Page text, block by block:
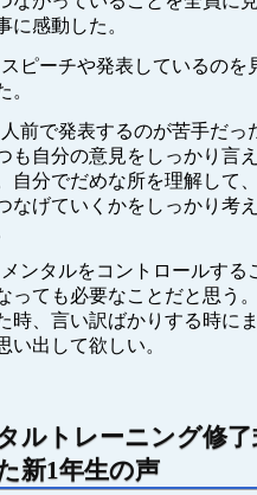
に感動した。
スピーチや発表しているのを
。
人前で発表するのが苦手だっ
も自分の意見をしっかり言
自分でだめな所を理解して
なげていくかをしっかり考
メンタルをコントロールする
っても必要なことだと思う
時、言い訳ばかりする時に
い出して欲しい。
ルトレーニング修
新1年生の声